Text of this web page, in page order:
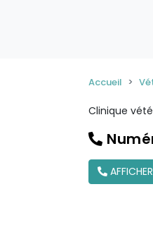
Accueil
Clinique